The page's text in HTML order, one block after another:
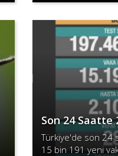
Son 24
Türkiye'de son 24
15 bin 191 yeni